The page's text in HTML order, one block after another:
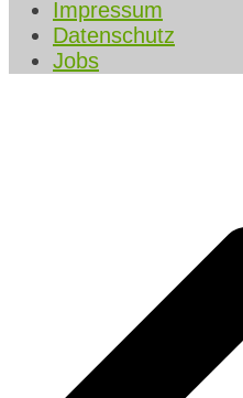
Impressum
Datenschutz
Jobs